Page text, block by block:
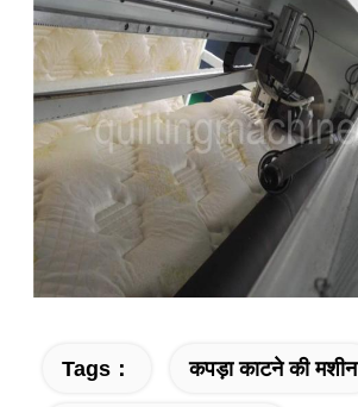
Tags： कपड़ा काटने की मशीन